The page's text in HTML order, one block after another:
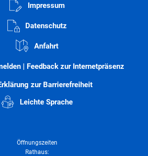
Impressum
Datenschutz
Anfahrt
| Feedback zur Internetpräsenz
zur Barrierefreiheit
Leichte Sprache
Öffnungszeiten
Rathaus: